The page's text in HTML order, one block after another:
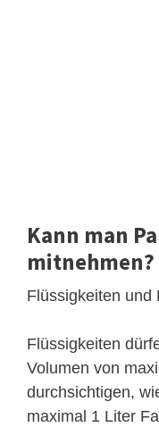
Kann man
mitnehmen?
Flüssigkeiten und
Flüssigkeiten
Volumen von
durchsichtigen,
maximal 1 Liter